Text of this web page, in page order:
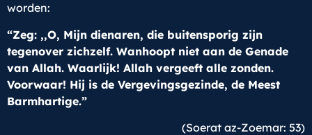
worden:
“Zeg: ,,O, Mijn dienaren, die buitensporig zijn
tegenover zichzelf. Wanhoopt niet aan de Genade
van Allah. Waarlijk! Allah vergeeft alle zonden.
Voorwaar! Hij is de Vergevingsgezinde, de Meest
Barmhartige.”
(Soerat az-Zoemar: 53)